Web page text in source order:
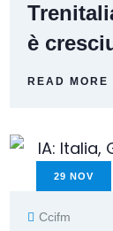
è
READ MORE
29 NOV
Ccifm